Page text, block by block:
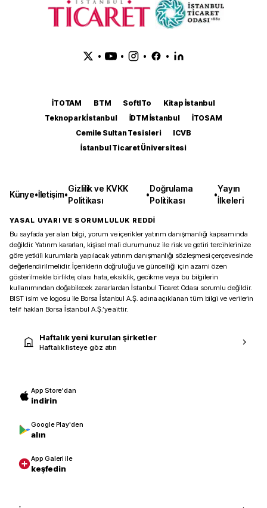
• • • •
İTOTAM BTM SoftITo
Kitap İstanbul
Teknopark İstanbul
İDTM İstanbul
İTOSAM
Cemile Sultan Tesisleri
ICVB
İstanbul Ticaret Üniversitesi
Künye•İletişim•
Gizlilik ve KVKK
Politikası
•
Doğrulama
Politikası
•
Yayın
İlkeleri
YASAL UYARI VE SORUMLULUK REDDİ
Bu sayfada yer alan bilgi, yorum ve içerikler yatırım danışmanlığı kapsamında
değildir. Yatırım kararları, kişisel mali durumunuz ile risk ve getiri tercihlerinize
göre yetkili kurumlarla yapılacak yatırım danışmanlığı sözleşmesi çerçevesinde
değerlendirilmelidir. İçeriklerin doğruluğu ve güncelliği için azami özen
gösterilmekle birlikte, olası hata, eksiklik, gecikme veya bu bilgilerin
kullanımından doğabilecek zararlardan İstanbul Ticaret Odası sorumlu değildir.
BIST isim ve logosu ile Borsa İstanbul A.Ş. adına açıklanan tüm bilgi ve verilerin
telif hakları Borsa İstanbul A.Ş.’ye aittir.
Haftalık yeni kurulan şirketler
Haftalık listeye göz atın
App Store'dan
indirin
Google Play'den
alın
App Galeri ile
keşfedin